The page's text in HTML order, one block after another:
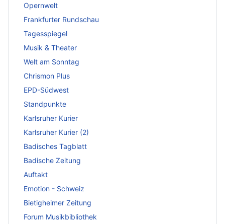
Opernwelt
Frankfurter Rundschau
Tagesspiegel
Musik & Theater
Welt am Sonntag
Chrismon Plus
EPD-Südwest
Standpunkte
Karlsruher Kurier
Karlsruher Kurier (2)
Badisches Tagblatt
Badische Zeitung
Auftakt
Emotion - Schweiz
Bietigheimer Zeitung
Forum Musikbibliothek